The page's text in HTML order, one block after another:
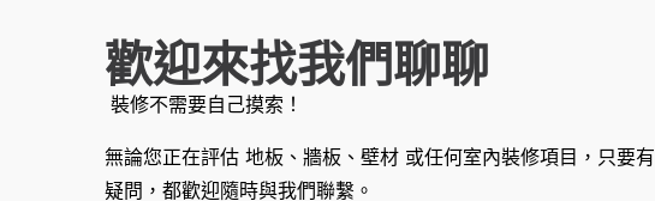
歡迎來找我們聊聊
裝修不需要自己摸索！
無論您正在評估 地板、牆板、壁材 或任何室內裝修項目，只要有
疑問，都歡迎隨時與我們聯繫。